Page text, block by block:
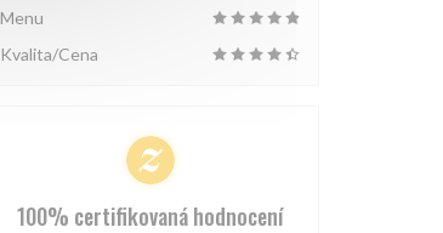
Menu
Kvalita/Cena
100% certifikovaná hodnocení